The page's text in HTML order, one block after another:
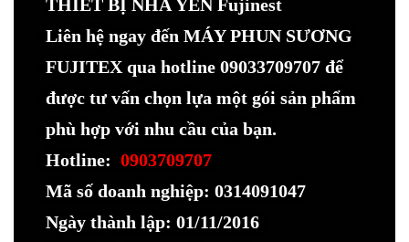
THIẾT BỊ NHÀ YẾN Fujinest
Liên hệ ngay đến MÁY PHUN SƯƠNG
FUJITEX qua hotline 09033709707 để
được tư vấn chọn lựa một gói sản phẩm
phù hợp với nhu cầu của bạn.
Hotline: 0903709707
Mã số doanh nghiệp: 0314091047
Ngày thành lập: 01/11/2016